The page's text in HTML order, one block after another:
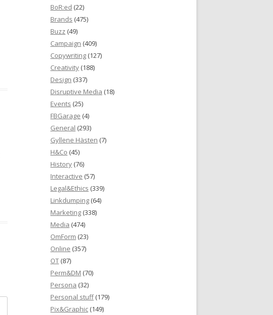
BoR:ed (22)
Brands (475)
Buzz (49)
Campaign (409)
Copywriting (127)
Creativity (188)
Design (337)
Disruptive Media (18)
Events (25)
FBGarage (4)
General (293)
Gyllene Hästen (7)
H&Co (45)
History (76)
Interactive (57)
Legal&Ethics (339)
Linkdumping (64)
Marketing (338)
Media (474)
OmForm (23)
Online (357)
OT (87)
Perm&DM (70)
Persona (32)
Personal stuff(179)
Pix&Graphic (149)